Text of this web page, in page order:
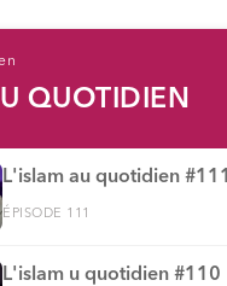
QUOTIDIEN
L'islam au quotidien #111
ÉPISODE 111
L'islam u quotidien #110